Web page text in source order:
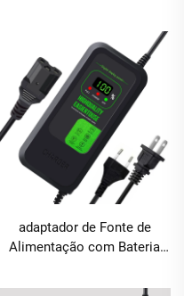
Material ABS Proteção
contra Sobre-carga e Carga
Rápida
adaptador de Fonte de
Alimentação com Bateria
com Tela Digital Carregador